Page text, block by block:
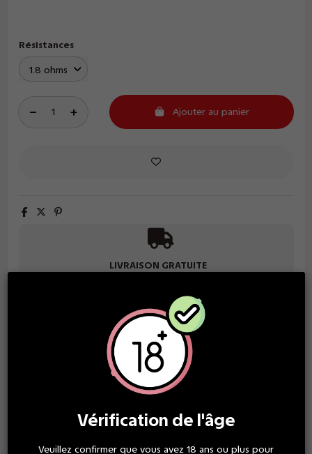
Résistances
Ajouter au panier
LIVRAISON GRATUITE
SERVICE CLIENT TOP
une équipe à votre écoute
PAIEMENT SÉCURISÉ
grand choix de paiement
Vérification de l'âge
Veuillez confirmer que vous avez 18 ans ou plus pour